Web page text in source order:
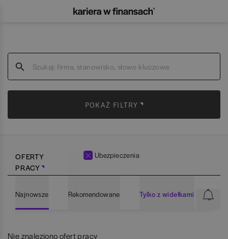
POKAŻ FILTRY
OFERTY
PRACY
Ubezpieczenia
Najnowsze Rekomendowane Tylko z widełkami
Nie znaleziono ofert pracy